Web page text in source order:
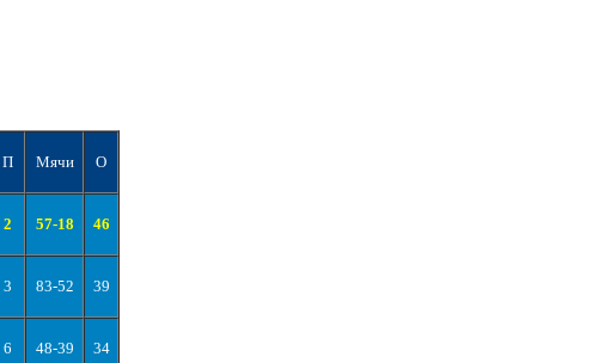
П Мячи О
2 57-18 46
3 83-52 39
6 48-39 34